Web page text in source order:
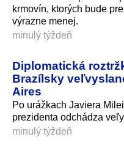
krmovín, ktorých bude
výrazne menej.
minulý týždeň
Diplomatická
Brazílsky
Aires
Po urážkach Javiera
prezidenta odchádza
minulý týždeň